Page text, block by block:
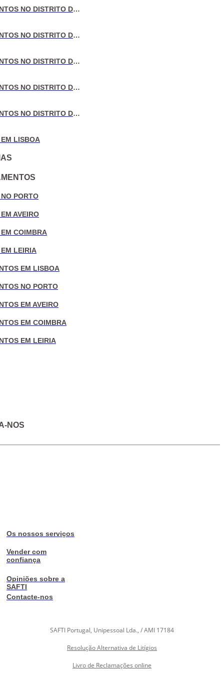
VENDA DE APARTAMENTOS NO DISTRITO DE LISBOA
VENDA DE APARTAMENTOS NO DISTRITO DO PORTO
VENDA DE APARTAMENTOS NO DISTRITO DE AVEIRO
VENDA DE APARTAMENTOS NO DISTRITO DE COIMBRA
VENDA DE APARTAMENTOS NO DISTRITO DE LEIRIA
LISBOA
PORTO
AVEIRO
COIMBRA
LEIRIA
EM LISBOA
NO PORTO
EM AVEIRO
EM COIMBRA
EM LEIRIA
NOS
Os nossos serviços
Vender com
confiança
Opiniões sobre a
SAFTI
Contacte-nos
SAFTI Portugal, Unipessoal Lda., / AMI 17184
Resolução Alternativa de Litígios
Livro de Reclamações online